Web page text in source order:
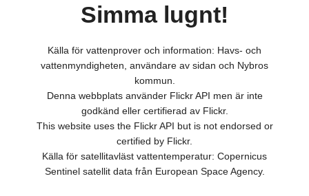
Simma lugnt!
Källa för vattenprover och information: Havs- och
vattenmyndigheten, användare av sidan och Nybros
kommun.
Denna webbplats använder Flickr API men är inte
godkänd eller certifierad av Flickr.
This website uses the Flickr API but is not endorsed or
certified by Flickr.
Källa för satellitavläst vattentemperatur: Copernicus
Sentinel satellit data från European Space Agency.